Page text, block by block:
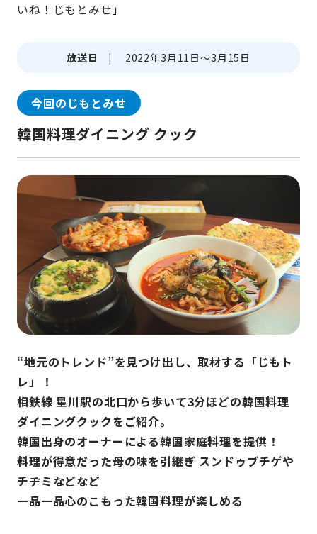
いね！じもとみせ」
放送日 | 2022年3月11日～3月15日
今回のじもとみせ
韓国料理ダイニング クック
“地元のトレンド”を見つけ出し、取材する「じもト
レ」！
相鉄線 星川駅の北口から歩いて3分ほどの韓国料理
ダイニングクックをご紹介。
韓国出身のオーナーによる韓国家庭料理を提供！
料理が得意だった母の味を引継ぎ スンドゥブチゲや
チヂミなどなど
一品一品心のこもった韓国料理が楽しめる